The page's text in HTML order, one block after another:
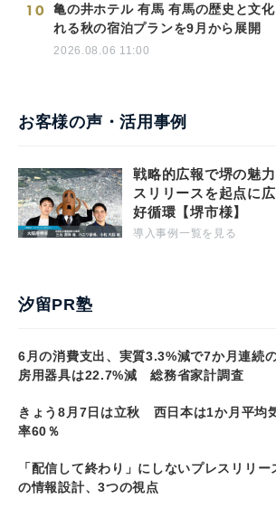
10
亀の井ホテル 有馬 有馬の歴史と文
れる秋の宿泊プランを9月から展開
2026.08.06 11:00
お客様の声・活用事例
戦略的広報で堺の魅
スリリースを起点に
好循環【堺市様】
導入事例一覧を見る
汐留PR塾
6月の消費支出、実質3.3%減で7か月連続
房用器具は22.7%減 総務省家計調査
きょう8月7日は立秋 西日本は1か月平均
率60％
「配信して終わり」にしないプレスリリ
の情報設計、3つの視点